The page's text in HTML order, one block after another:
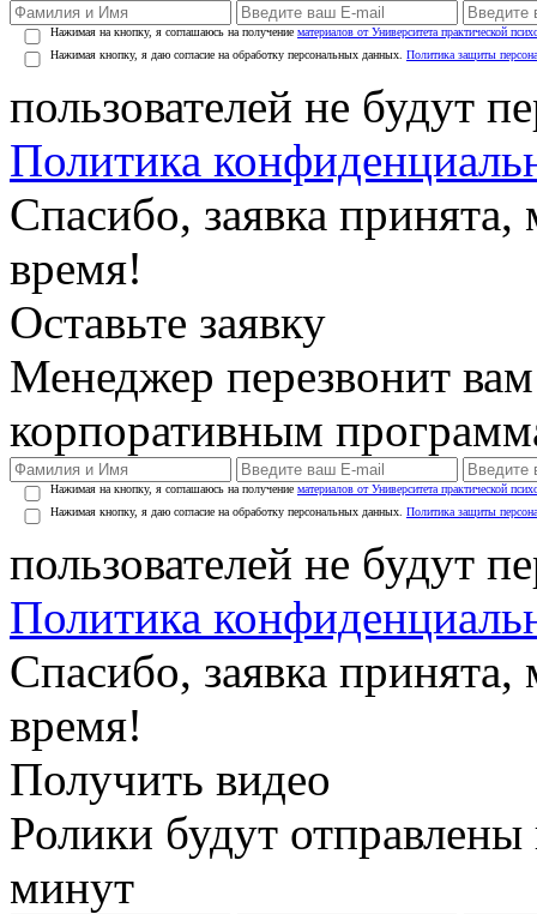
Нажимая на кнопку, я соглашаюсь на получение материалов от Университета практической
Нажимая кнопку, я даю согласие на обработку персональных данных. Политика защиты
пользователей не будут
Политика
Спасибо, заявка
время!
Оставьте заявку
Менеджер перезвонит
корпоративным
Нажимая на кнопку, я соглашаюсь на получение материалов от Университета практической
Нажимая кнопку, я даю согласие на обработку персональных данных. Политика защиты
пользователей не будут
Политика
Спасибо, заявка
время!
Получить видео
Ролики будут
минут